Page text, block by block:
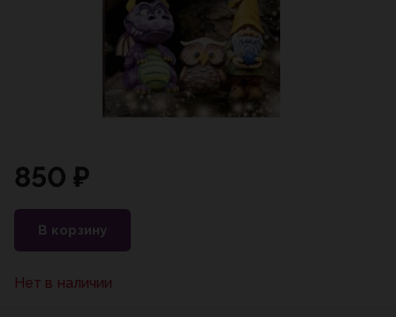
850 ₽
В корзину
Нет в наличии